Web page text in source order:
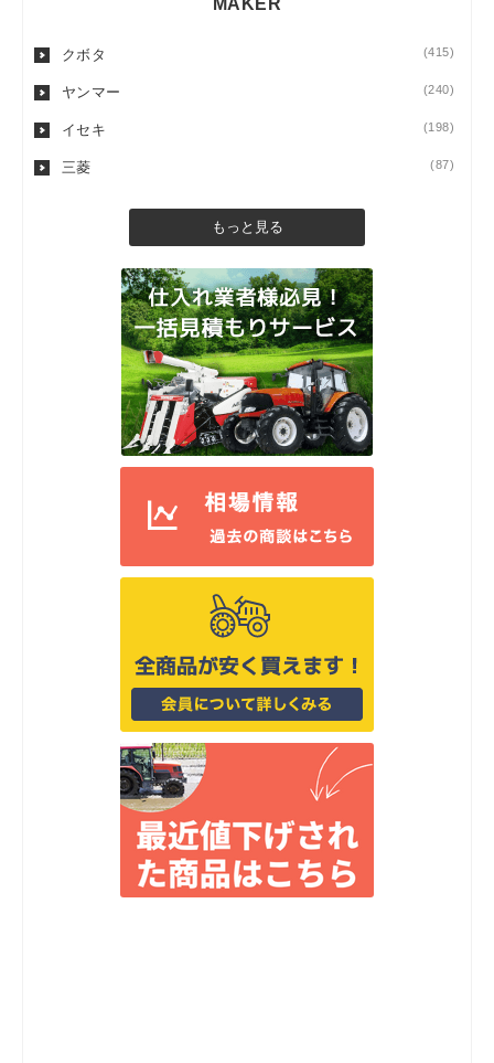
クボタ (415)
ヤンマー (240)
イセキ (198)
三菱 (87)
もっと見る